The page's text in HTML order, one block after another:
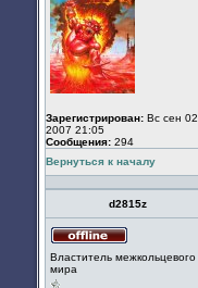
Зарегистрирован: Вс сен 02,
2007 21:05
Сообщения: 294
Вернуться к началу
d2815z
в
Властитель межкольцевого
мира